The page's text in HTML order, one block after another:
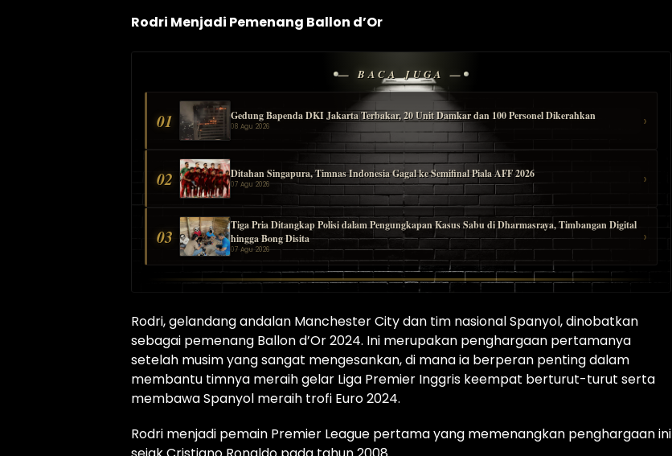
Rodri Menjadi Pemenang Ballon d’Or
— BACA JUGA —
01 Gedung Bapenda DKI Jakarta Terbakar, 20 Unit Damkar dan 100 Personel Dikerahkan
08 Agu 2026 ›
02 Ditahan Singapura, Timnas Indonesia Gagal ke Semifinal Piala AFF 2026
07 Agu 2026 ›
03
Tiga Pria Ditangkap Polisi dalam Pengungkapan Kasus Sabu di Dharmasraya, Timbangan Digital
hingga Bong Disita
07 Agu 2026
›
Rodri, gelandang andalan Manchester City dan tim nasional Spanyol, dinobatkan
sebagai pemenang Ballon d’Or 2024. Ini merupakan penghargaan pertamanya
setelah musim yang sangat mengesankan, di mana ia berperan penting dalam
membantu timnya meraih gelar Liga Premier Inggris keempat berturut-turut serta
membawa Spanyol meraih trofi Euro 2024.
Rodri menjadi pemain Premier League pertama yang memenangkan penghargaan ini